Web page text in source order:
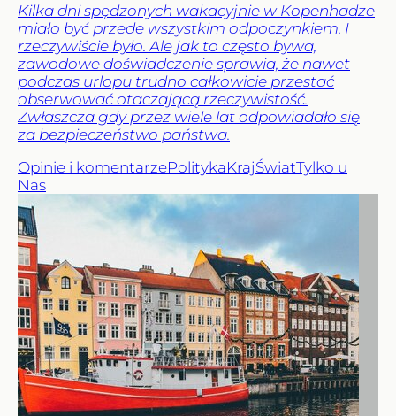
Kilka dni spędzonych wakacyjnie w Kopenhadze
miało być przede wszystkim odpoczynkiem. I
rzeczywiście było. Ale jak to często bywa,
zawodowe doświadczenie sprawia, że nawet
podczas urlopu trudno całkowicie przestać
obserwować otaczającą rzeczywistość.
Zwłaszcza gdy przez wiele lat odpowiadało się
za bezpieczeństwo państwa.
Opinie i komentarzePolitykaKrajŚwiatTylko u
Nas